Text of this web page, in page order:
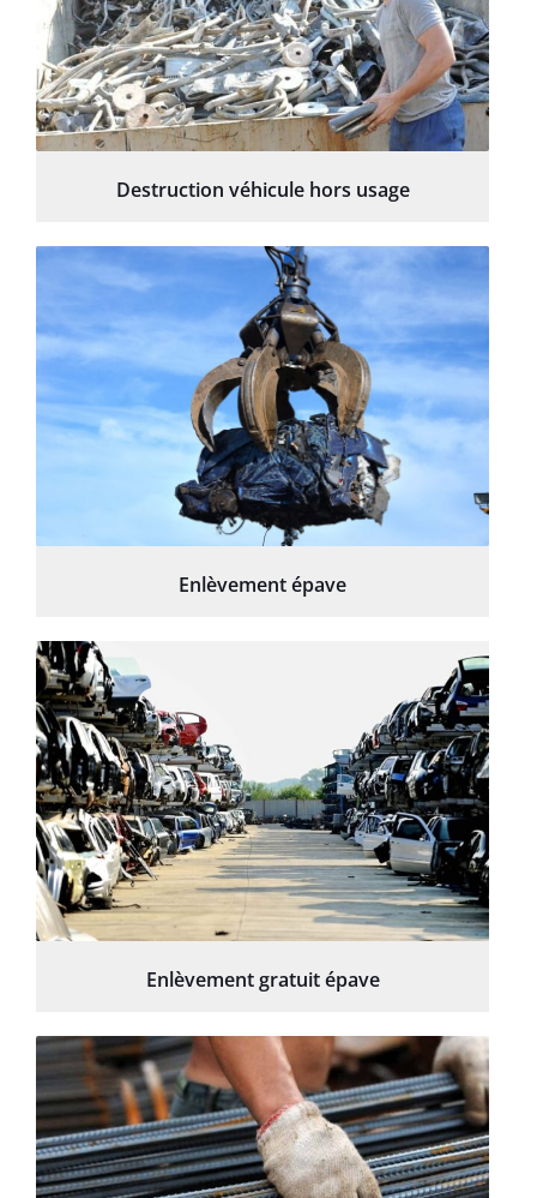
Destruction véhicule hors usage
Enlèvement épave
Enlèvement gratuit épave